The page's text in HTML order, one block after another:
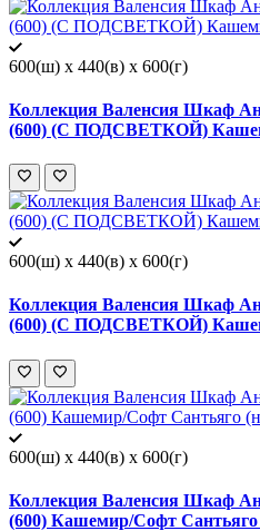
600(ш) x 440(в) x 600(г)
Коллекция Валенсия Шкаф
(600) (С ПОДСВЕТКОЙ)
600(ш) x 440(в) x 600(г)
Коллекция Валенсия Шкаф
(600) (С ПОДСВЕТКОЙ)
600(ш) x 440(в) x 600(г)
Коллекция Валенсия Шкаф
(600) Кашемир/Софт Сантьяго